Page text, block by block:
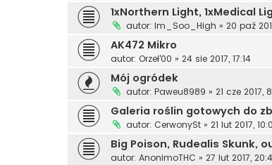
1xNorthern Light, 1xMedical
autor: Im_Soo_High » 20 paź
AK472 Mikro
autor: Orzeł'00 » 24 sie 2017, 17:14
Mój ogródek
autor: Paweu8989 » 21 cze 2017,
Galeria roślin gotowych do
autor: CerwonySt » 21 lut 2017,
Big Poison, Rudealis Skunk,
autor: AnonimoTHC » 27 lut 2017,